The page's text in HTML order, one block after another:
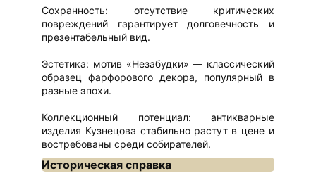
Сохранность: отсутствие критических
повреждений гарантирует долговечность и
презентабельный вид.
Эстетика: мотив «Незабудки» — классический
образец фарфорового декора, популярный в
разные эпохи.
Коллекционный потенциал: антикварные
изделия Кузнецова стабильно растут в цене и
востребованы среди собирателей.
Историческая справка